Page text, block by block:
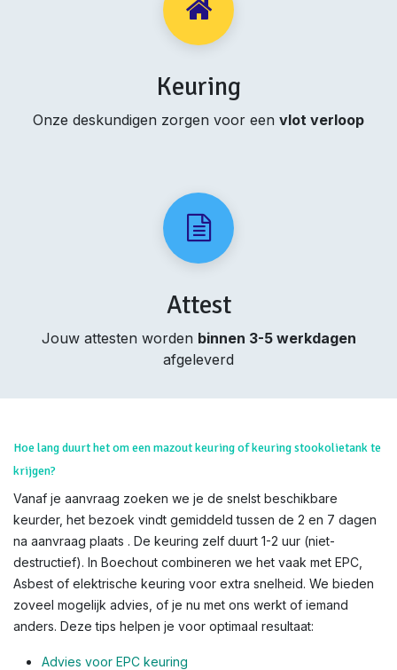
Keuring
Onze deskundigen zorgen voor een vlot verloop
Attest
Jouw attesten worden binnen 3-5 werkdagen
afgeleverd
Hoe lang duurt het om een mazout keuring of keuring stookolietank te
krijgen?
Vanaf je aanvraag zoeken we je de snelst beschikbare
keurder, het bezoek vindt gemiddeld tussen de 2 en 7 dagen
na aanvraag plaats . De keuring zelf duurt 1-2 uur (niet-
destructief). In Boechout combineren we het vaak met EPC,
Asbest of elektrische keuring voor extra snelheid. We bieden
zoveel mogelijk advies, of je nu met ons werkt of iemand
anders. Deze tips helpen je voor optimaal resultaat:
Advies voor EPC keuring